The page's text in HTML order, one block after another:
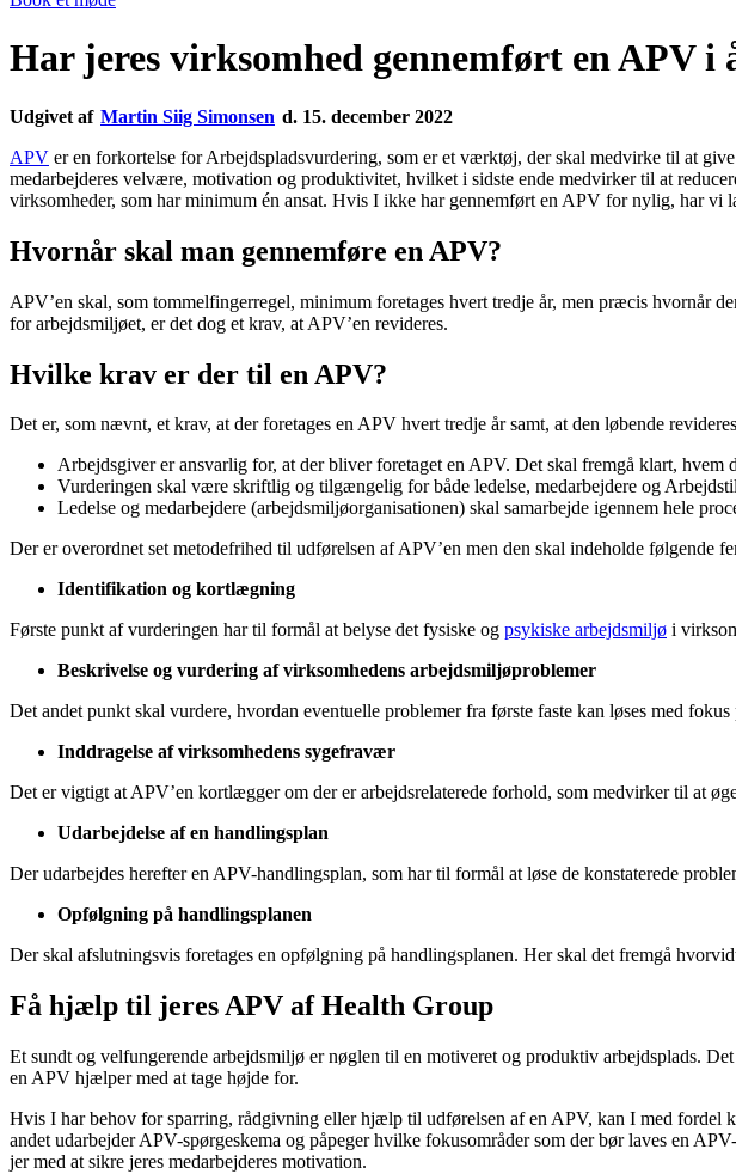
Har jeres virksomhed gennemført en APV i
Udgivet af Martin Siig Simonsen d. 15. december 2022
APV er en forkortelse for Arbejdspladsvurdering, som er et værktøj, der skal medvirke til at
medarbejderes velvære, motivation og produktivitet, hvilket i sidste ende medvirker til at
virksomheder, som har minimum én ansat. Hvis I ikke har gennemført en APV for nylig, har vi
Hvornår skal man gennemføre en APV?
APV’en skal, som tommelfingerregel, minimum foretages hvert tredje år, men præcis hvornår
for arbejdsmiljøet, er det dog et krav, at APV’en revideres.
Hvilke krav er der til en APV?
Det er, som nævnt, et krav, at der foretages en APV hvert tredje år samt, at den løbende
Arbejdsgiver er ansvarlig for, at der bliver foretaget en APV. Det skal fremgå klart, hvem
Vurderingen skal være skriftlig og tilgængelig for både ledelse, medarbejdere og
Ledelse og medarbejdere (arbejdsmiljøorganisationen) skal samarbejde igennem hele
Der er overordnet set metodefrihed til udførelsen af APV’en men den skal indeholde følgende
Identifikation og kortlægning
Første punkt af vurderingen har til formål at belyse det fysiske og psykiske arbejdsmiljø i
Beskrivelse og vurdering af virksomhedens arbejdsmiljøproblemer
Det andet punkt skal vurdere, hvordan eventuelle problemer fra første faste kan løses med
Inddragelse af virksomhedens sygefravær
Det er vigtigt at APV’en kortlægger om der er arbejdsrelaterede forhold, som medvirker til at
Udarbejdelse af en handlingsplan
Der udarbejdes herefter en APV-handlingsplan, som har til formål at løse de konstaterede
Opfølgning på handlingsplanen
Der skal afslutningsvis foretages en opfølgning på handlingsplanen. Her skal det fremgå
Få hjælp til jeres APV af Health Group
Et sundt og velfungerende arbejdsmiljø er nøglen til en motiveret og produktiv arbejdsplads.
en APV hjælper med at tage højde for.
Hvis I har behov for sparring, rådgivning eller hjælp til udførelsen af en APV, kan I med
andet udarbejder APV-spørgeskema og påpeger hvilke fokusområder som der bør laves en
jer med at sikre jeres medarbejderes motivation.